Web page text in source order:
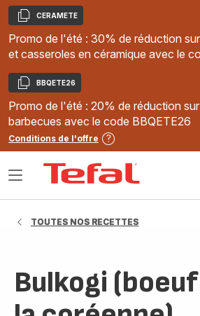
Copier
CERAMETE
Promo de l'été : 30% de réduction
et casseroles en céramique avec le
Copier
BBQETE26
Promo de l'été : 20% de réduction
barbecues avec le code BBQETE26
Conditions de l'offre
Ouvrir
TOUTES NOS RECETTES
Bulkogi